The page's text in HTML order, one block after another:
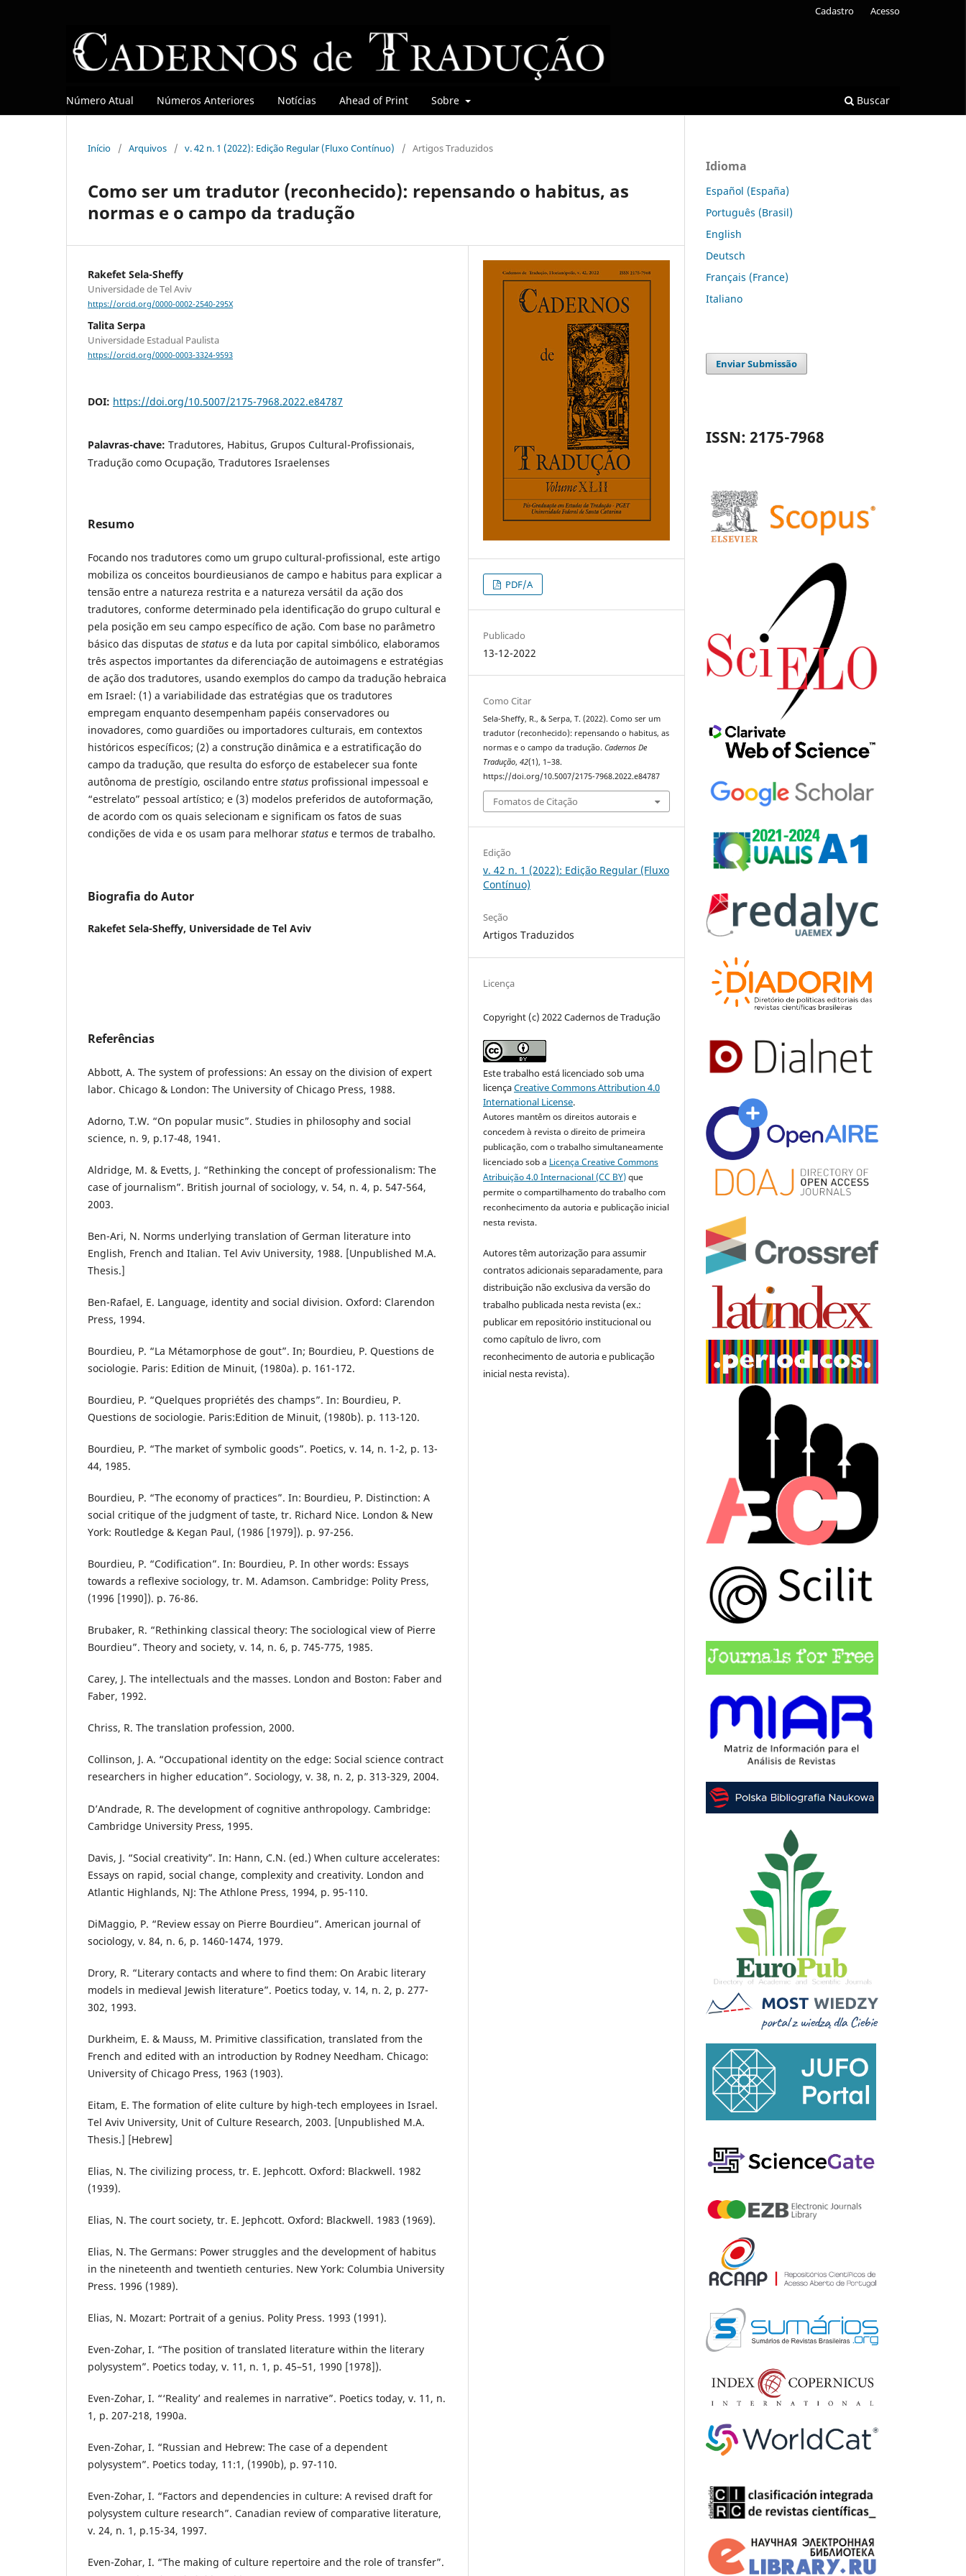
Número Atual Números Anteriores Notícias Ahead of Print Sobre Buscar
Cadastro Acesso
Início / Arquivos / v. 42 n. 1 (2022): Edição Regular (Fluxo Contínuo) / Artigos Traduzidos
Como ser um tradutor (reconhecido): repensando o habitus, as
normas e o campo da tradução
Rakefet Sela-Sheffy
Universidade de Tel Aviv
https://orcid.org/0000-0002-2540-295X
Talita Serpa
Universidade Estadual Paulista
https://orcid.org/0000-0003-3324-9593
DOI: https://doi.org/10.5007/2175-7968.2022.e84787
Palavras-chave: Tradutores, Habitus, Grupos Cultural-Profissionais,
Tradução como Ocupação, Tradutores Israelenses
Resumo
Focando nos tradutores como um grupo cultural-profissional, este artigo
mobiliza os conceitos bourdieusianos de campo e habitus para explicar a
tensão entre a natureza restrita e a natureza versátil da ação dos
tradutores, conforme determinado pela identificação do grupo cultural e
pela posição em seu campo específico de ação. Com base no parâmetro
básico das disputas de status e da luta por capital simbólico, elaboramos
três aspectos importantes da diferenciação de autoimagens e estratégias
de ação dos tradutores, usando exemplos do campo da tradução hebraica
em Israel: (1) a variabilidade das estratégias que os tradutores
empregam enquanto desempenham papéis conservadores ou
inovadores, como guardiões ou importadores culturais, em contextos
históricos específicos; (2) a construção dinâmica e a estratificação do
campo da tradução, que resulta do esforço de estabelecer sua fonte
autônoma de prestígio, oscilando entre status profissional impessoal e
“estrelato” pessoal artístico; e (3) modelos preferidos de autoformação,
de acordo com os quais selecionam e significam os fatos de suas
condições de vida e os usam para melhorar status e termos de trabalho.
Biografia do Autor
Rakefet Sela-Sheffy, Universidade de Tel Aviv
Referências
Abbott, A. The system of professions: An essay on the division of expert
labor. Chicago & London: The University of Chicago Press, 1988.
Adorno, T.W. “On popular music”. Studies in philosophy and social
science, n. 9, p.17-48, 1941.
Aldridge, M. & Evetts, J. “Rethinking the concept of professionalism: The
case of journalism”. British journal of sociology, v. 54, n. 4, p. 547-564,
2003.
Ben-Ari, N. Norms underlying translation of German literature into
English, French and Italian. Tel Aviv University, 1988. [Unpublished M.A.
Thesis.]
Ben-Rafael, E. Language, identity and social division. Oxford: Clarendon
Press, 1994.
Bourdieu, P. “La Métamorphose de gout”. In; Bourdieu, P. Questions de
sociologie. Paris: Edition de Minuit, (1980a). p. 161-172.
Bourdieu, P. “Quelques propriétés des champs”. In: Bourdieu, P.
Questions de sociologie. Paris:Edition de Minuit, (1980b). p. 113-120.
Bourdieu, P. “The market of symbolic goods”. Poetics, v. 14, n. 1-2, p. 13-
44, 1985.
Bourdieu, P. “The economy of practices”. In: Bourdieu, P. Distinction: A
social critique of the judgment of taste, tr. Richard Nice. London & New
York: Routledge & Kegan Paul, (1986 [1979]). p. 97-256.
Bourdieu, P. “Codification”. In: Bourdieu, P. In other words: Essays
towards a reflexive sociology, tr. M. Adamson. Cambridge: Polity Press,
(1996 [1990]). p. 76-86.
Brubaker, R. “Rethinking classical theory: The sociological view of Pierre
Bourdieu”. Theory and society, v. 14, n. 6, p. 745-775, 1985.
Carey, J. The intellectuals and the masses. London and Boston: Faber and
Faber, 1992.
Chriss, R. The translation profession, 2000.
Collinson, J. A. “Occupational identity on the edge: Social science contract
researchers in higher education”. Sociology, v. 38, n. 2, p. 313-329, 2004.
D’Andrade, R. The development of cognitive anthropology. Cambridge:
Cambridge University Press, 1995.
Davis, J. “Social creativity”. In: Hann, C.N. (ed.) When culture accelerates:
Essays on rapid, social change, complexity and creativity. London and
Atlantic Highlands, NJ: The Athlone Press, 1994, p. 95-110.
DiMaggio, P. “Review essay on Pierre Bourdieu”. American journal of
sociology, v. 84, n. 6, p. 1460-1474, 1979.
Drory, R. “Literary contacts and where to find them: On Arabic literary
models in medieval Jewish literature”. Poetics today, v. 14, n. 2, p. 277-
302, 1993.
Durkheim, E. & Mauss, M. Primitive classification, translated from the
French and edited with an introduction by Rodney Needham. Chicago:
University of Chicago Press, 1963 (1903).
Eitam, E. The formation of elite culture by high-tech employees in Israel.
Tel Aviv University, Unit of Culture Research, 2003. [Unpublished M.A.
Thesis.] [Hebrew]
Elias, N. The civilizing process, tr. E. Jephcott. Oxford: Blackwell. 1982
(1939).
Elias, N. The court society, tr. E. Jephcott. Oxford: Blackwell. 1983 (1969).
Elias, N. The Germans: Power struggles and the development of habitus
in the nineteenth and twentieth centuries. New York: Columbia University
Press. 1996 (1989).
Elias, N. Mozart: Portrait of a genius. Polity Press. 1993 (1991).
Even-Zohar, I. “The position of translated literature within the literary
polysystem”. Poetics today, v. 11, n. 1, p. 45–51, 1990 [1978]).
Even-Zohar, I. “‘Reality’ and realemes in narrative”. Poetics today, v. 11, n.
1, p. 207-218, 1990a.
Even-Zohar, I. “Russian and Hebrew: The case of a dependent
polysystem”. Poetics today, 11:1, (1990b), p. 97-110.
Even-Zohar, I. “Factors and dependencies in culture: A revised draft for
polysystem culture research”. Canadian review of comparative literature,
v. 24, n. 1, p.15-34, 1997.
Even-Zohar, I. “The making of culture repertoire and the role of transfer”.
PDF/A
Publicado
13-12-2022
Como Citar
Sela-Sheffy, R., & Serpa, T. (2022). Como ser um
tradutor (reconhecido): repensando o habitus, as
normas e o campo da tradução.Cadernos De
Tradução,42(1), 1–38.
https://doi.org/10.5007/2175-7968.2022.e84787
Fomatos de Citação
Edição
v. 42 n. 1 (2022): Edição Regular (Fluxo
Contínuo)
Seção
Artigos Traduzidos
Licença
Copyright (c) 2022 Cadernos de Tradução
Este trabalho está licenciado sob uma
licençaCreative Commons Attribution 4.0
International License.
Autores mantêm os direitos autorais e
concedem à revista o direito de primeira
publicação, com o trabalho simultaneamente
licenciado sob a Licença Creative Commons
Atribuição 4.0 Internacional (CC BY)que
permite o compartilhamento do trabalho com
reconhecimento da autoria e publicação inicial
nesta revista.
Autores têm autorização para assumir
contratos adicionais separadamente, para
distribuição não exclusiva da versão do
trabalho publicada nesta revista (ex.:
publicar em repositório institucional ou
como capítulo de livro, com
reconhecimento de autoria e publicação
inicial nesta revista).
Idioma
Español (España)
Português (Brasil)
English
Deutsch
Français (France)
Italiano
Enviar Submissão
ISSN: 2175-7968